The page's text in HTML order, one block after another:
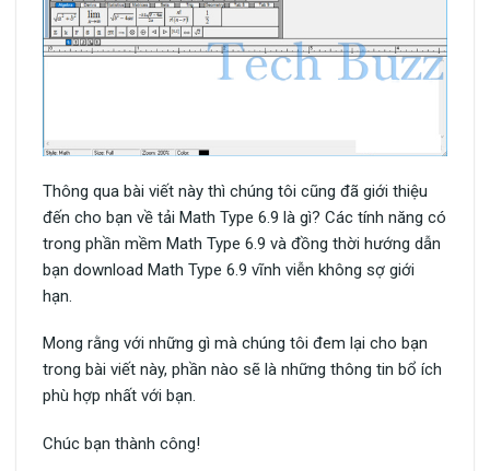
Thông qua bài viết này thì chúng tôi cũng đã giới thiệu
đến cho bạn về tải Math Type 6.9 là gì? Các tính năng có
trong phần mềm Math Type 6.9 và đồng thời hướng dẫn
bạn download Math Type 6.9 vĩnh viễn không sợ giới
hạn.
Mong rằng với những gì mà chúng tôi đem lại cho bạn
trong bài viết này, phần nào sẽ là những thông tin bổ ích
phù hợp nhất với bạn.
Chúc bạn thành công!